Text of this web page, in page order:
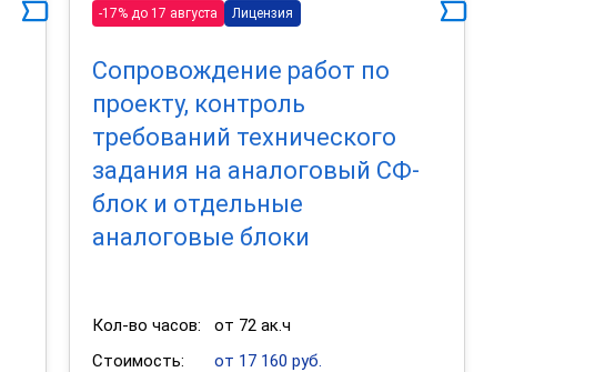
-17% до 17 августа Лицензия
Сопровождение работ по
проекту, контроль
требований технического
задания на аналоговый СФ-
блок и отдельные
аналоговые блоки
Кол-во часов:
от 72 ак.ч
Стоимость:
от 17 160 руб.